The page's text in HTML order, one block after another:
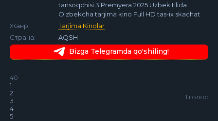
tansoqchisi 3 Premyera 2025 Uzbek tilida
O'zbekcha tarjima kino Full HD tas-ix skachat
Жанр:
Tarjima Kinolar
Страна:
AQSH
Bizga Telegramda qo'shiling!
40
1
2
3
4
5
1 голос